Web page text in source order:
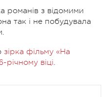
романів з відомими
так і не побудувала
зірка фільму «На
річному віці.